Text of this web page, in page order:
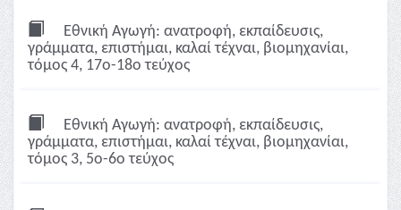
Εθνική Αγωγή: ανατροφή, εκπαίδευσις,
γράμματα, επιστήμαι, καλαί τέχναι, βιομηχανίαι,
τόμος 4, 17ο-18ο τεύχος
Εθνική Αγωγή: ανατροφή, εκπαίδευσις,
γράμματα, επιστήμαι, καλαί τέχναι, βιομηχανίαι,
τόμος 3, 5ο-6ο τεύχος